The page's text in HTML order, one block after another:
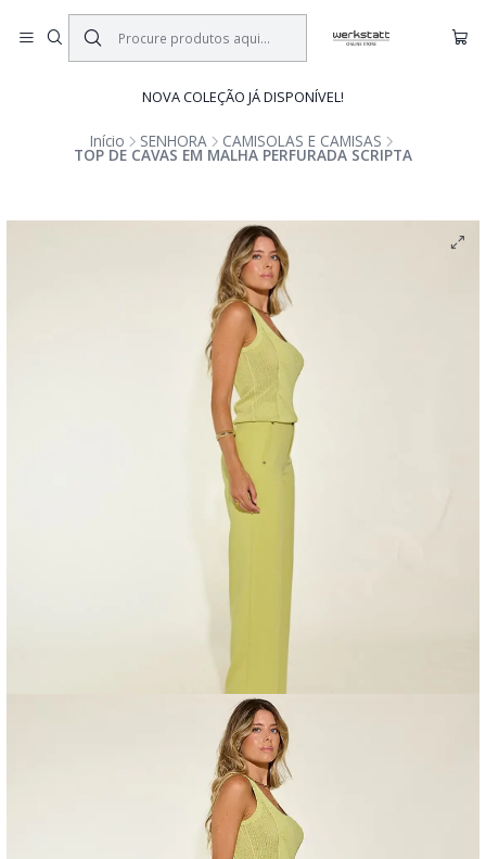
NOVA COLEÇÃO JÁ DISPONÍVEL!
Início SENHORA CAMISOLAS E CAMISAS
TOP DE CAVAS EM MALHA PERFURADA SCRIPTA